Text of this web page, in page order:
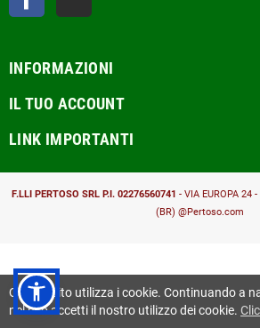
INFORMAZIONI
IL TUO ACCOUNT
LINK IMPORTANTI
F.LLI PERTOSO SRL P.I. 02276560741 - VIA EUROPA 24
(BR) @Pertoso.com
Questo sito utilizza i cookie. Continuando a
nel sito accetti il nostro utilizzo dei cookie.